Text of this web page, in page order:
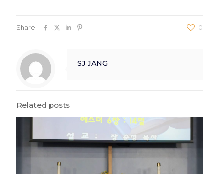
Share 0
SJ JANG
Related posts